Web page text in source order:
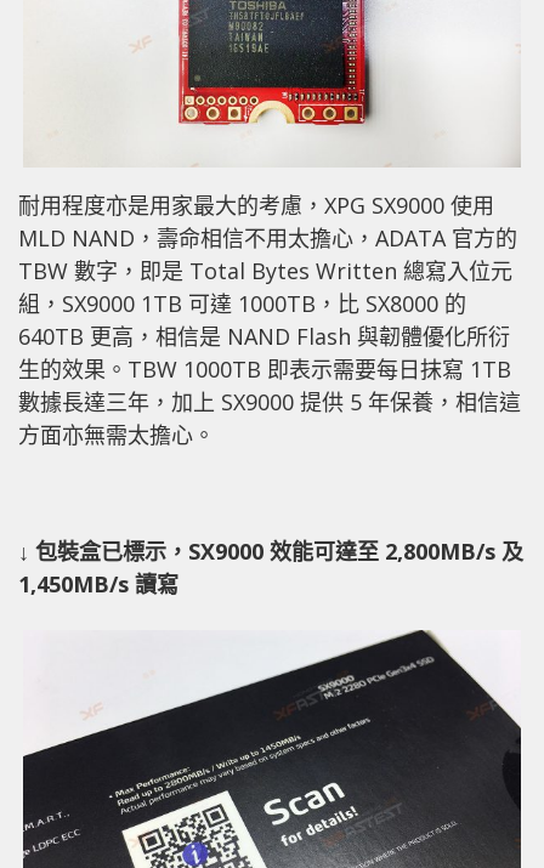
耐用程度亦是用家最大的考慮，XPG SX9000 使用
MLD NAND，壽命相信不用太擔心，ADATA 官方的
TBW 數字，即是 Total Bytes Written 總寫入位元
組，SX9000 1TB 可達 1000TB，比 SX8000 的
640TB 更高，相信是 NAND Flash 與韌體優化所衍
生的效果。TBW 1000TB 即表示需要每日抹寫 1TB
數據長達三年，加上 SX9000 提供 5 年保養，相信這
方面亦無需太擔心。
↓ 包裝盒已標示，SX9000 效能可達至 2,800MB/s 及
1,450MB/s 讀寫